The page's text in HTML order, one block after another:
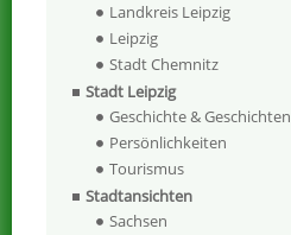
Landkreis Leipzig
Leipzig
Stadt Chemnitz
Stadt Leipzig
Geschichte & Geschichten
Persönlichkeiten
Tourismus
Stadtansichten
Sachsen